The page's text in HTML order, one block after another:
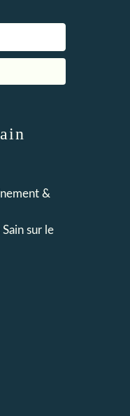
&
sur le